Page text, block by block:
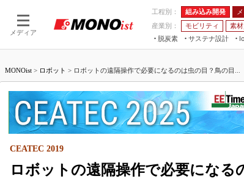
メディア
工程別： 組み込み開発
産業別：
モビリティ 素
脱炭素
サステナ設計
つながる工場
つながるサービス
AI×設備保全
Physical AI
JIMTOF
組込
展＆
IIFES
国際ロ
MONOist > ロボット > ロボットの遠隔操作で必要になるのは虫の目？鳥の目...
ロボットの遠隔操作で必要になる
CEATEC 2019